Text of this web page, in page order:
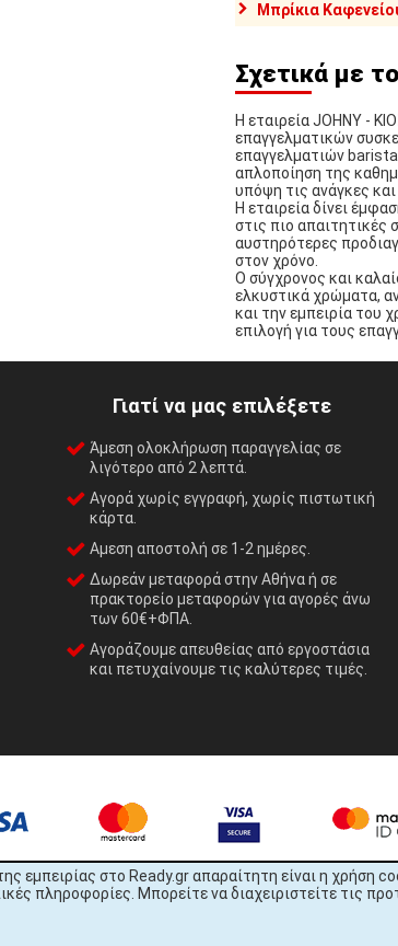
εμπειρίας στο Ready.gr απαραίτητη είναι η
πληροφορίες. Μπορείτε να διαχειριστείτε τις
Μπρίκια
Σχετικά με
Η εταιρεία JOHNY -
επαγγελματικών
επαγγελματιών
απλοποίηση της
υπόψη τις ανάγκες
Η εταιρεία δίνει
στις πιο απαιτητικές
αυστηρότερες
στον χρόνο.
Ο σύγχρονος και
ελκυστικά χρώματα,
και την εμπειρία του
επιλογή για τους
Γιατί να μας επιλέξετε
Άμεση ολοκλήρωση παραγγελίας σε
λιγότερο από 2 λεπτά.
Αγορά χωρίς εγγραφή, χωρίς πιστωτική
κάρτα.
Αμεση αποστολή σε 1-2 ημέρες.
Δωρεάν μεταφορά στην Αθήνα ή σε
πρακτορείο μεταφορών για αγορές άνω
των 60€+ΦΠΑ.
Αγοράζουμε απευθείας από εργοστάσια
και πετυχαίνουμε τις καλύτερες τιμές.